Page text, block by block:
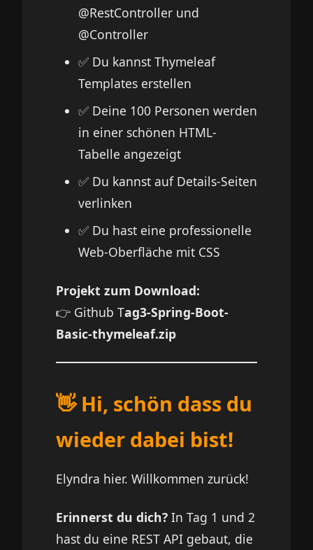
@RestController und
@Controller
✅ Du kannst Thymeleaf
Templates erstellen
✅ Deine 100 Personen werden
in einer schönen HTML-
Tabelle angezeigt
✅ Du kannst auf Details-Seiten
verlinken
✅ Du hast eine professionelle
Web-Oberfläche mit CSS
Projekt zum Download:
👉 Github Tag3-Spring-Boot-
Basic-thymeleaf.zip
👋 Hi, schön dass du
wieder dabei bist!
Elyndra hier. Willkommen zurück!
Erinnerst du dich? In Tag 1 und 2
hast du eine REST API gebaut, die